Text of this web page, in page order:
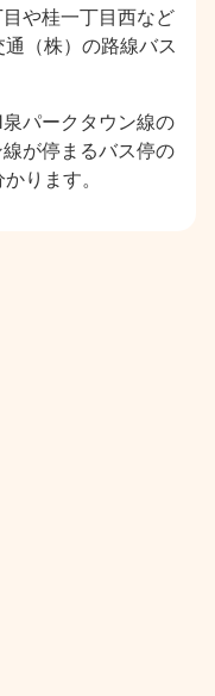
や桂一丁目西など
（株）の路線バス
パークタウン線の
が停まるバス停の
ります。